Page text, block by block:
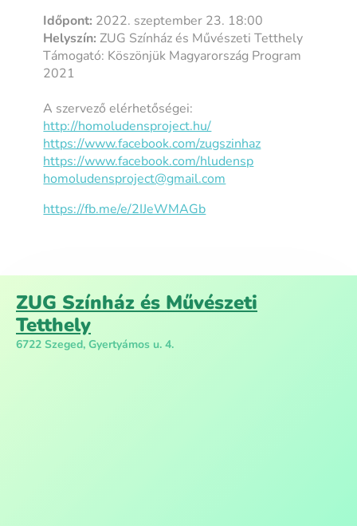
Időpont: 2022. szeptember 23. 18:00
Helyszín: ZUG Színház és Művészeti Tetthely
Támogató: Köszönjük Magyarország Program
2021
A szervező elérhetőségei:
http://homoludensproject.hu/
https://www.facebook.com/zugszinhaz
https://www.facebook.com/hludensp
homoludensproject@gmail.com
https://fb.me/e/2IJeWMAGb
ZUG Színház és Művészeti
Tetthely
6722 Szeged, Gyertyámos u. 4.